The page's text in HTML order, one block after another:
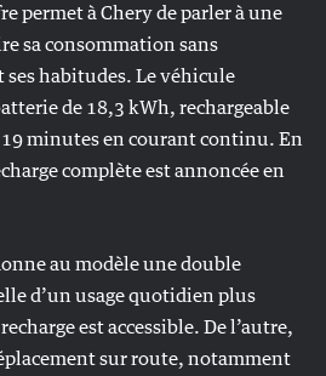
permet à Chery de parler à une
sa consommation sans
habitudes. Le véhicule
de 18,3 kWh, rechargeable
19 minutes en courant continu. En
complète est annoncée en
au modèle une double
d’un usage quotidien plus
est accessible. De l’autre,
sur route, notamment